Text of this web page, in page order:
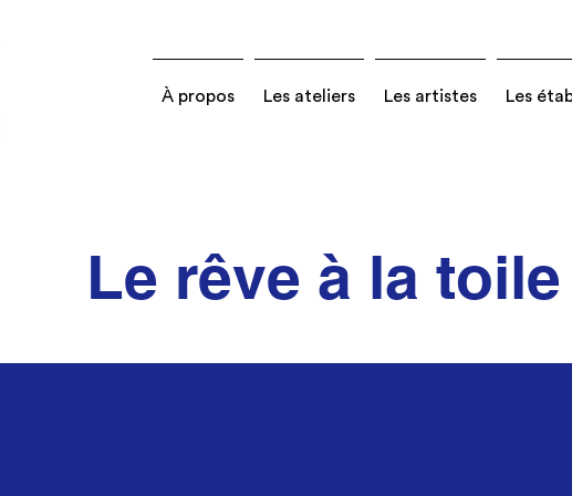
À propos Les ateliers Les artistes Les
Le rêve à la toile